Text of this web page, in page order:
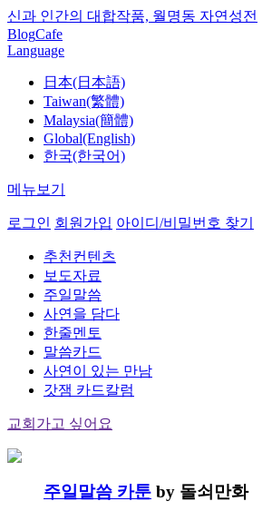
신과 인간의 대합작품, 월명동 자연성전
BlogCafe
Language
日本(日本語)
Taiwan(繁體)
Malaysia(簡體)
Global(English)
한국(한국어)
메뉴보기
로그인 회원가입 아이디/비밀번호 찾기
추천컨텐츠
보도자료
주일말씀
사연을 담다
한줄멘토
말씀카드
사연이 있는 만남
갓잼 카드칼럼
교회가고 싶어요
주일말씀 카툰 by 돌쇠만화